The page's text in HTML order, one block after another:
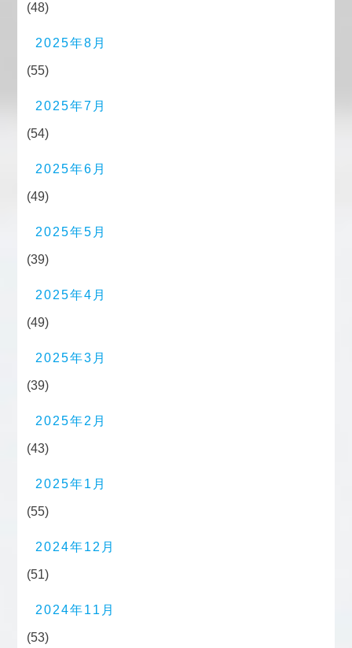
(48)
2025年8月
(55)
2025年7月
(54)
2025年6月
(49)
2025年5月
(39)
2025年4月
(49)
2025年3月
(39)
2025年2月
(43)
2025年1月
(55)
2024年12月
(51)
2024年11月
(53)